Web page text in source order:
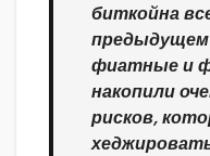
биткойна
фиатные и
накопили
рисков,